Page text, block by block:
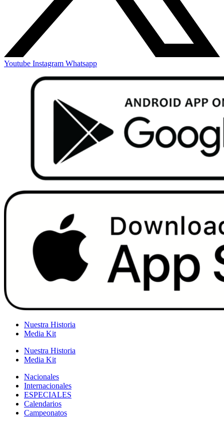
Youtube Instagram Whatsapp
Nuestra Historia
Media Kit
Nuestra Historia
Media Kit
Nacionales
Internacionales
ESPECIALES
Calendarios
Campeonatos